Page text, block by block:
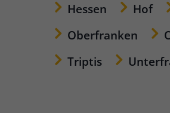
Hessen
Hof
Oberfranken
Triptis